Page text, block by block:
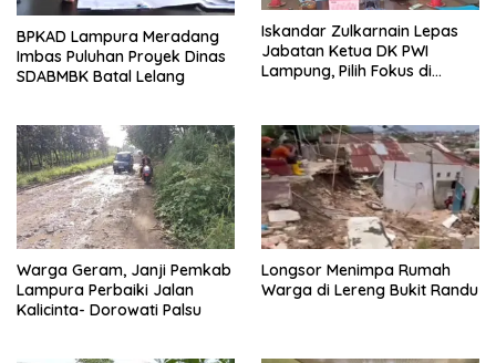
BPKAD Lampura Meradang
Imbas Puluhan Proyek Dinas
SDABMBK Batal Lelang
Iskandar Zulkarnain Lepas
Jabatan Ketua DK PWI
Lampung, Pilih Fokus di
Warga Geram, Janji Pemkab
Lampura Perbaiki Jalan
Kalicinta- Dorowati Palsu
Longsor Menimpa Rumah
Warga di Lereng Bukit Randu